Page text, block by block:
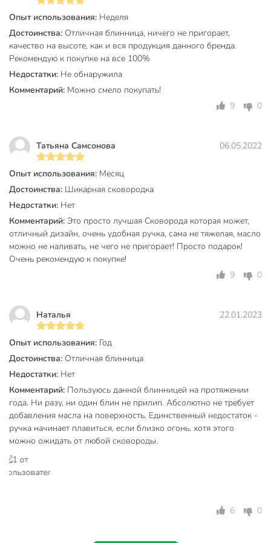
продукты не пригорают и сохраняют свой вкус;
возможность приготовления вкусной и здоровой
пищи без добавления масла, как на раскаленных
камнях;
утолщенное дно до 6 мм;
высокая теплопроводность и эргономичность;
подходит для всех типов плит, кроме индукционных;
можно мыть в посудомоечной машине.
Стенка сковороды состоит из 6 слоев:
внутреннее покрытие "мрамор";
высокопрочное антипригарное покрытие на водной
основе, усиленное частицами сверхтвердых
минералов;
литой алюминиевый корпус толщиной до 6 мм;
наружное антипригарное покрытие "мрамор".
Съемная ручка из бакелита (термостойкой пластмассы).
Основные плюсы в том, что такие ручки не нагреваются, не
скользят, обеспечивая удобный хват. Выдерживают нагрев
до 150°С.
Материал корпуса - Литой алюминий
Вид покрытия - Granit Ultra
Диаметр дна - 19.5 см.
Опыт использования: Неделя
Достоинства: Отличная блинница, ничего не пригорает,
качество на высоте, как и вся продукция данного бренда.
Рекомендую к покупке на все 100%
Недостатки: Не обнаружила
Комментарий: Можно смело покупать!
9
0
Татьяна Самсонова 06.05.2022
Опыт использования: Месяц
Достоинства: Шикарная сковородка
Недостатки: Нет
Комментарий: Это просто лучшая Сковорода которая может,
отличный дизайн, очень удобная ручка, сама не тяжелая, масло
можно не наливать, не чего не пригорает! Просто подарок!
Очень рекомендую к покупке!
9
0
Наталья 22.01.2023
Опыт использования: Год
Достоинства: Отличная блинница
Недостатки: Нет
Комментарий: Пользуюсь данной блинницей на протяжении
года. Ни разу, ни один блин не прилип. Абсолютно не требует
добавления масла на поверхность. Единственный недостаток -
ручка начинает плавиться, если близко огонь, хотя этого
можно ожидать от любой сковороды.
6 0